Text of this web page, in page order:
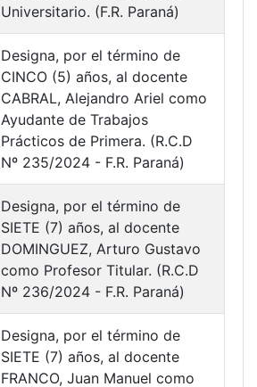
Universitario. (F.R. Paraná)
Designa, por el término de
CINCO (5) años, al docente
CABRAL, Alejandro Ariel como
Ayudante de Trabajos
Prácticos de Primera. (R.C.D
Nº 235/2024 - F.R. Paraná)
Designa, por el término de
SIETE (7) años, al docente
DOMINGUEZ, Arturo Gustavo
como Profesor Titular. (R.C.D
Nº 236/2024 - F.R. Paraná)
Designa, por el término de
SIETE (7) años, al docente
FRANCO, Juan Manuel como